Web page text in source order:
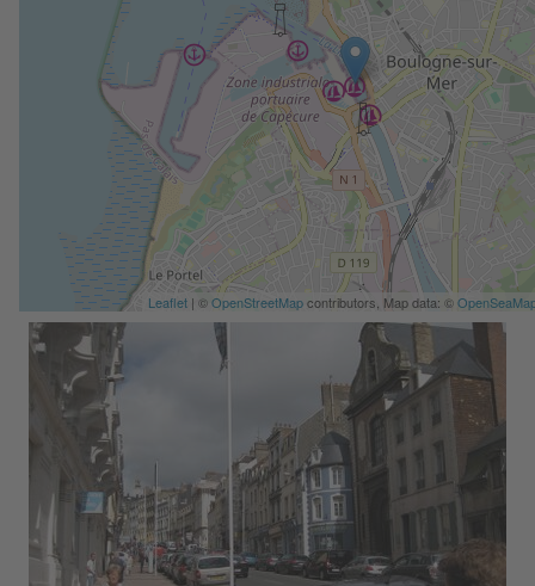
Leaflet | ©OpenStreetMapcontributors, Map data: ©